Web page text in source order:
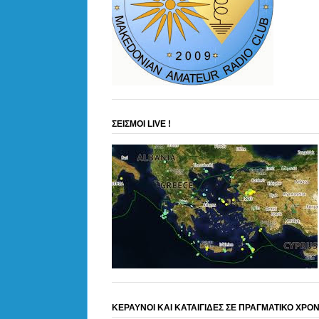
ΣΕΙΣΜΟΙ LIVE !
ΚΕΡΑΥΝΟΙ ΚΑΙ ΚΑΤΑΙΓΙΔΕΣ ΣΕ ΠΡΑΓΜΑΤΙΚΟ